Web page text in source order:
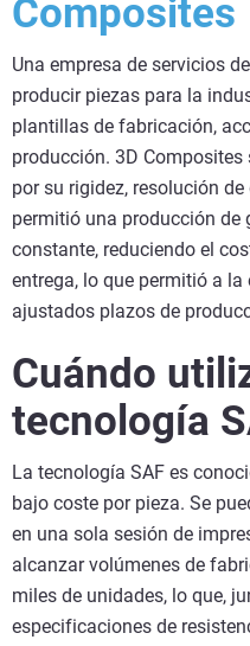
Composites
Una empresa de servicios
producir piezas para la
plantillas de fabricación,
producción. 3D Composites
por su rigidez, resolución
permitió una producción de
constante, reduciendo el
entrega, lo que permitió a
ajustados plazos de
Cuándo
tecnología
La tecnología SAF es
bajo coste por pieza. Se
en una sola sesión de
alcanzar volúmenes de
miles de unidades, lo que,
especificaciones de